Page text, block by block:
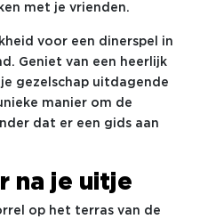
met je vrienden.
voor een dinerspel in
Geniet van een heerlijk
gezelschap uitdagende
manier om de
dat er een gids aan
na je uitje
op het terras van de